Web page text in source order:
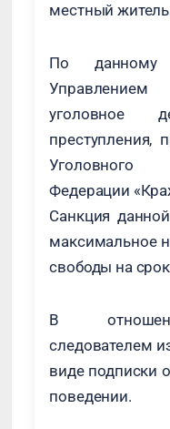
местный
По данному
уголовное
преступления,
Уголовного
Федерации
Санкция
максимальное
свободы на
В
следователем
виде подписки
поведении.